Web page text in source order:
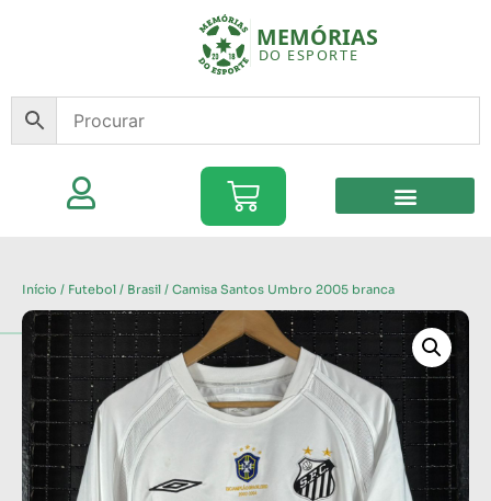
Início / Futebol / Brasil / Camisa Santos Umbro 2005 branca